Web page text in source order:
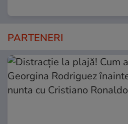
PARTENERI